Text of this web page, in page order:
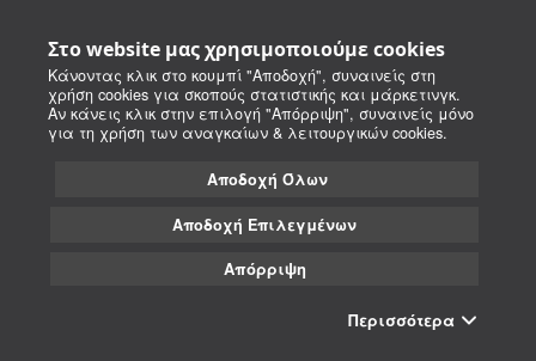
Στο website μας χρησιμοποιούμε cookies
Κάνοντας κλικ στο κουμπί "Αποδοχή", συναινείς στη
χρήση cookies για σκοπούς στατιστικής και μάρκετινγκ.
Αν κάνεις κλικ στην επιλογή "Απόρριψη", συναινείς μόνο
για τη χρήση των αναγκαίων & λειτουργικών cookies.
Αποδοχή Όλων
Αποδοχή Επιλεγμένων
Απόρριψη
Περισσότερα